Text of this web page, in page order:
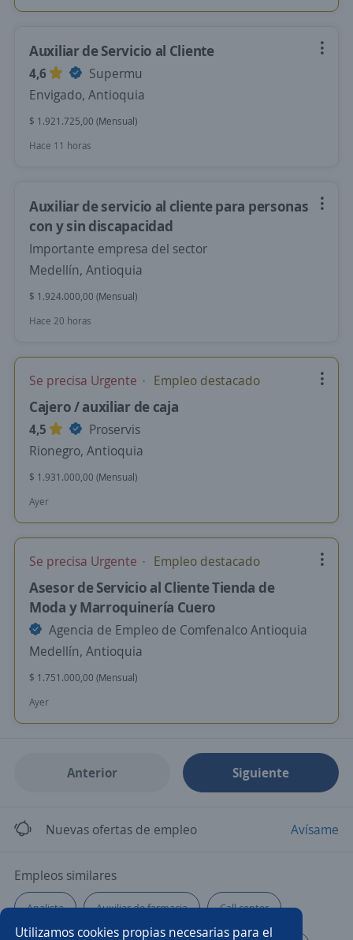
Utilizamos cookies propias necesarias para el
Auxiliar de Servicio al Cliente
4,6
Supermu
Envigado, Antioquia
$ 1.921.725,00 (Mensual)
Hace 11 horas
Auxiliar de servicio al cliente para personas
con y sin discapacidad
Importante empresa del sector
Medellín, Antioquia
$ 1.924.000,00 (Mensual)
Hace 20 horas
Se precisa Urgente Empleo destacado
Cajero / auxiliar de caja
4,5
Proservis
Rionegro, Antioquia
$ 1.931.000,00 (Mensual)
Ayer
Se precisa Urgente Empleo destacado
Asesor de Servicio al Cliente Tienda de
Moda y Marroquinería Cuero
Agencia de Empleo de Comfenalco Antioquia
Medellín, Antioquia
$ 1.751.000,00 (Mensual)
Ayer
Anterior Siguiente
Nuevas ofertas de empleo Avísame
Empleos similares
Analista Auxiliar de farmacia Call center